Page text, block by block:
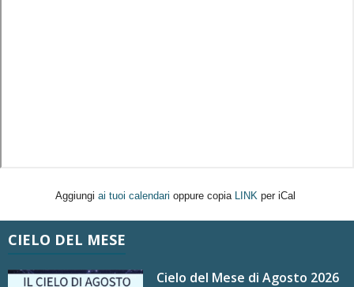
Aggiungi ai tuoi calendari oppure copia LINK per iCal
CIELO DEL MESE
Cielo del Mese di Agosto 2026